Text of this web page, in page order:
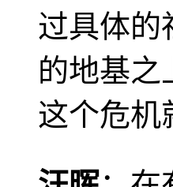
过具体的
的地基之
这个危机